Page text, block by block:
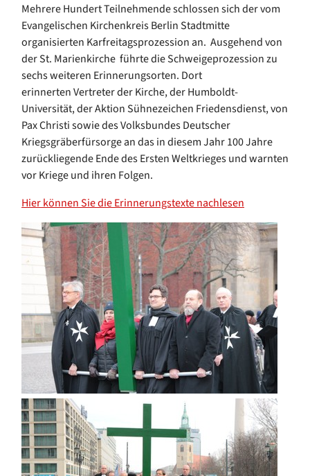
Mehrere Hundert Teilnehmende schlossen sich der vom
Evangelischen Kirchenkreis Berlin Stadtmitte
organisierten Karfreitagsprozession an. Ausgehend von
der St. Marienkirche führte die Schweigeprozession zu
sechs weiteren Erinnerungsorten. Dort
erinnerten Vertreter der Kirche, der Humboldt-
Universität, der Aktion Sühnezeichen Friedensdienst, von
Pax Christi sowie des Volksbundes Deutscher
Kriegsgräberfürsorge an das in diesem Jahr 100 Jahre
zurückliegende Ende des Ersten Weltkrieges und warnten
vor Kriege und ihren Folgen.
Hier können Sie die Erinnerungstexte nachlesen